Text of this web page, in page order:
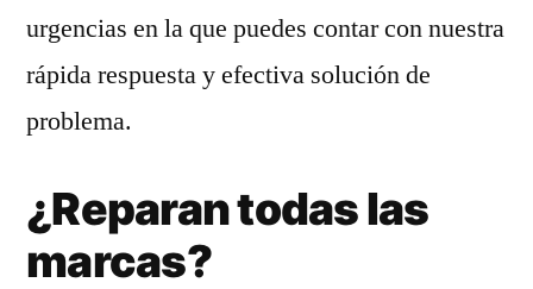
urgencias en la que puedes contar con nuestra
rápida respuesta y efectiva solución de
problema.
¿Reparan todas las
marcas?